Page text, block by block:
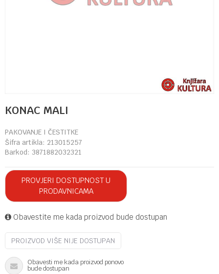
KONAC MALI
PAKOVANJE I ČESTITKE
Šifra artikla: 213015257
Barkod: 3871882032321
PROVJERI DOSTUPNOST U
PRODAVNICAMA
Obavestite me kada proizvod bude dostupan
PROIZVOD VIŠE NIJE DOSTUPAN
Obavesti me kada proizvod ponovo
bude dostupan